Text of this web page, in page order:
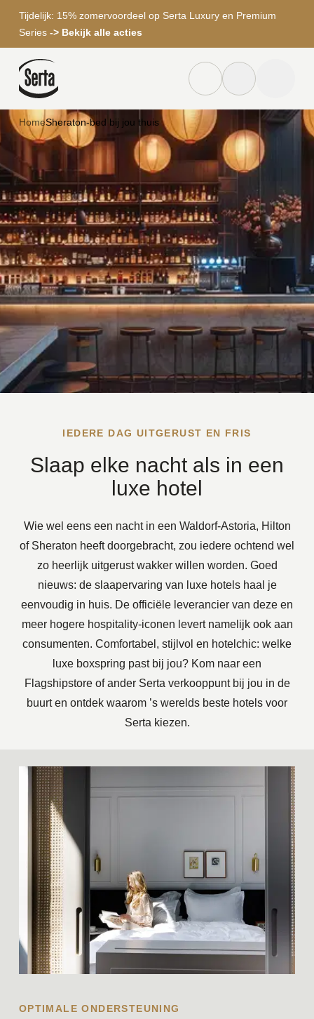
Tijdelijk: 15% zomervoordeel op Serta Luxury en Premium
Series -> Bekijk alle acties
Dealer locator knop
Zoek knop
Zoeken
HomeSheraton-bed bij jou thuis
Sheraton-bed bij jou
thuis
Slaap elke nacht als in een
luxe hotel
IEDERE DAG UITGERUST EN FRIS
Wie wel eens een nacht in een Waldorf-Astoria, Hilton
of Sheraton heeft doorgebracht, zou iedere ochtend wel
zo heerlijk uitgerust wakker willen worden. Goed
nieuws: de slaapervaring van luxe hotels haal je
eenvoudig in huis. De officiële leverancier van deze en
meer hogere hospitality-iconen levert namelijk ook aan
consumenten. Comfortabel, stijlvol en hotelchic: welke
luxe boxspring past bij jou? Kom naar een
Flagshipstore of ander Serta verkooppuntbij jou in de
buurt en ontdek waarom ’s werelds beste hotels voor
Serta kiezen.
OPTIMALE ONDERSTEUNING